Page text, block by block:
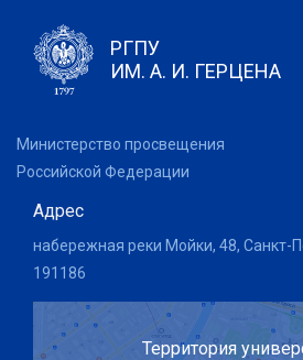
РГПУ
ИМ. А. И. ГЕРЦЕНА
Министерство просвещения
Российской Федерации
Адрес
набережная реки Мойки, 48, Санкт-
191186
Территория